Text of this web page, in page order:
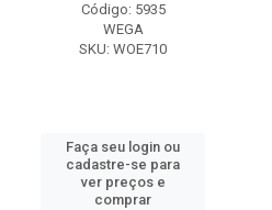
Código: 5935
WEGA
SKU: WOE710
Faça seu login ou
cadastre-se para
ver preços e
comprar